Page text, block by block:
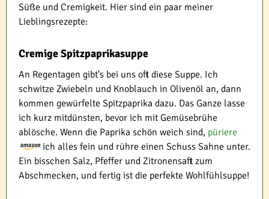
Süße und Cremigkeit. Hier sind ein paar meiner
Lieblingsrezepte:
Cremige Spitzpaprikasuppe
An Regentagen gibt's bei uns oft diese Suppe. Ich
schwitze Zwiebeln und Knoblauch in Olivenöl an, dann
kommen gewürfelte Spitzpaprika dazu. Das Ganze lasse
ich kurz mitdünsten, bevor ich mit Gemüsebrühe
ablösche. Wenn die Paprika schön weich sind, püriere
ich alles fein und rühre einen Schuss Sahne unter.
Ein bisschen Salz, Pfeffer und Zitronensaft zum
Abschmecken, und fertig ist die perfekte Wohlfühlsuppe!